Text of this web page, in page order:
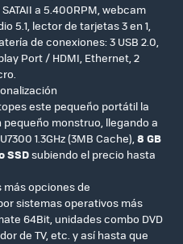
a 5.400RPM, webcam
5.1, lector de tarjetas 3 en 1,
de conexiones: 3 USB 2.0,
Port / HDMI, Ethernet, 2
este pequeño portátil la
monstruo, llegando a
1.3GHz (3MB Cache),8 GB
SSDsubiendo el precio hasta
más opciones de
sistemas operativos más
64Bit, unidades combo DVD
de TV, etc. y así hasta que